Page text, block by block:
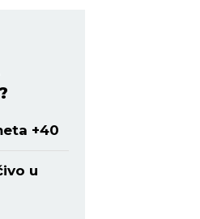
+40
u